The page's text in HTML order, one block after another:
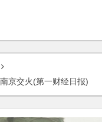
京交火(第一财经日报)